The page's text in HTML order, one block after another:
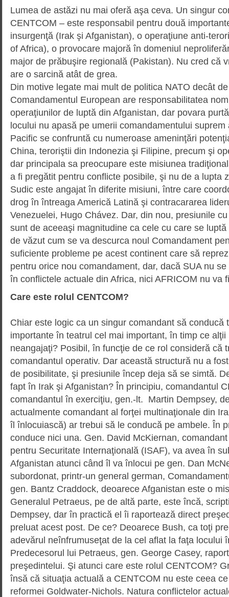
Lumea de astăzi nu mai oferă aşa ceva. Un singur
CENTCOM – este responsabil pentru două
insurgenţă (Irak şi Afganistan), o operaţiune anti-
of Africa), o provocare majoră în domeniul
major de prăbuşire regională (Pakistan). Nu cred că
are o sarcină atât de grea.
Din motive legate mai mult de politica NATO decât
Comandamentul European are respon­sabilitatea
operaţiunilor de luptă din Afga­nis­tan, dar povara
locului nu apasă pe umerii coman­damentului
Pacific se confruntă cu nume­roase ameninţări
China, teroriştii din Indonezia şi Filipine, precum şi
dar principala sa preo­cu­pare este misiunea
a fi pregătit pentru conflicte posibile, şi nu de a lupta
Sudic este an­ga­jat în diferite misiuni, între care
drog în întreaga Americă Latină şi contra­ca­rarea
Venezuelei, Hugo Chávez. Dar, din nou, presiunile
sunt de aceeaşi magnitudine ca cele cu care se
de văzut cum se va descurca noul Coman­da­ment
suficiente probleme pe acest continent care să
pentru orice nou comandament, dar, dacă SUA nu
în conflictele actuale din Africa, nici AFRICOM nu va
Care este rolul CENTCOM?
Chiar este logic ca un singur comandant să conducă
importante în teatrul cel mai important, în timp ce alţii
neangajaţi? Posibil, în funcţie de ce rol consideră că
comandantul operativ. Dar această structură nu a
de posibilitate, şi presiunile încep deja să se simtă.
fapt în Irak şi Afganistan? În principiu, comandantul
comandantul în exerciţiu, gen.-lt. Martin Dempsey,
actualmente comandant al forţei multi­na­ţionale din
îl înlo­cu­iască) ar trebui să le conducă pe ambele. În
conduce nici una. Gen. David McKiernan,
pentru Securitate Internaţională (ISAF), va avea în
Afga­nistan atunci când îl va înlocui pe gen. Dan
subordonat, printr-un general german,
gen. Bantz Craddock, deoarece Afganistan este o
Generalul Petraeus, pe de altă parte, este încă,
Dempsey, dar în practică el îi raportează direct
preluat acest post. De ce? Deoarece Bush, ca toţi
adevărul neînfru­mu­seţat de la cel aflat la faţa locului
Predecesorul lui Petraeus, gen. George Casey,
preşedintelui. Şi atunci care este rolul CENTCOM?
însă că situaţia actuală a CENTCOM nu este ceea
reformei Goldwater-Nichols. Natura conflictelor